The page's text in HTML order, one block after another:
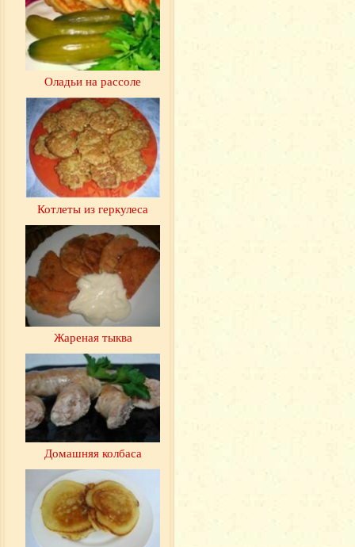
Оладьи на рассоле
Котлеты из геркулеса
Жареная тыква
Домашняя колбаса